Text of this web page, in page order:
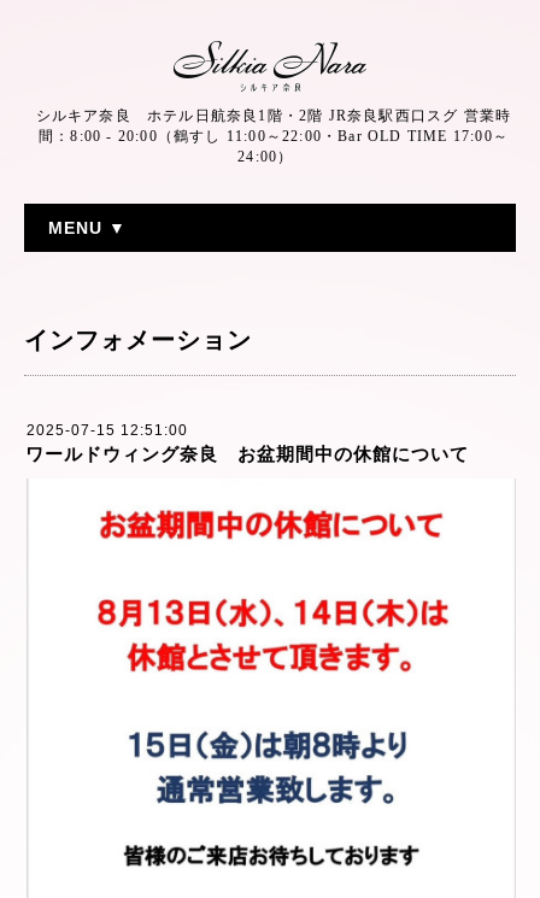
シルキア奈良 ホテル日航奈良1階・2階 JR奈良駅西口スグ 営業時
間：8:00 - 20:00（鶴すし 11:00～22:00・Bar OLD TIME 17:00～
24:00）
MENU ▼
インフォメーション
2025-07-15 12:51:00
ワールドウィング奈良 お盆期間中の休館について